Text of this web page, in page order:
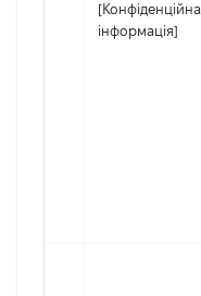
[Конфіденційна
інформація]